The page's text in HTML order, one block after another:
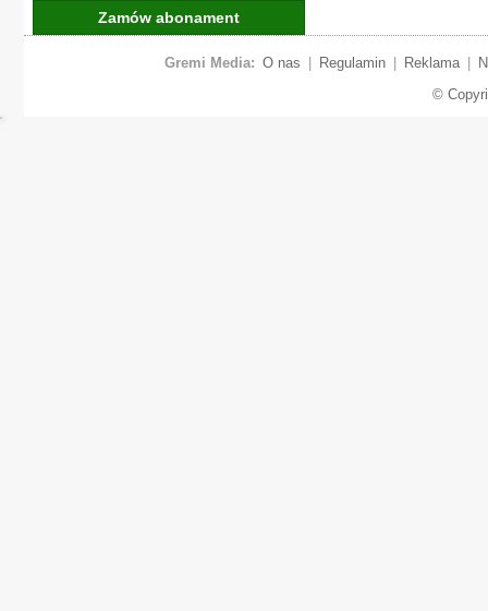
Zamów abonament
Gremi Media: O nas Regulamin Reklama
©